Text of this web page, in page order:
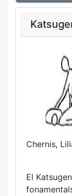
Chernis,
El